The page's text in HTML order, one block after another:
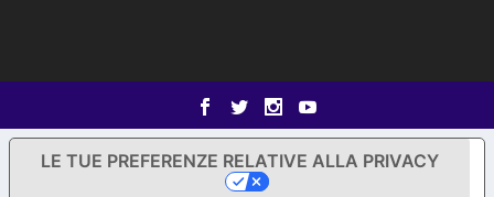
LE TUE PREFERENZE RELATIVE ALLA PRIVACY